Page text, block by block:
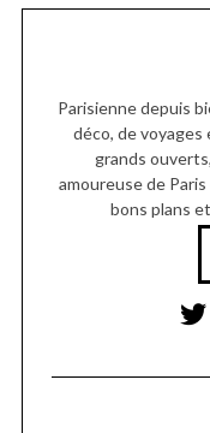
Parisienne depuis
déco, de voyages
grands
amoureuse de
bons plans